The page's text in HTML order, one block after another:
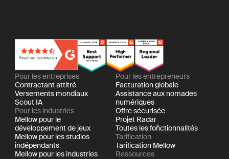
Pour les entreprises
Contractant attitré
Versements mondiaux
Scout IA
Pour les industries
Mellow pour le
développement de jeux
Mellow pour les studios
indépendants
Mellow pour les industries
Pour les entrepreneurs
Facturation globale
Assistance aux nomades
numériques
Offre sécurisée
Projet Radar
Toutes les fonctionnalités
Tarification
Tarification Mellow
Ressources